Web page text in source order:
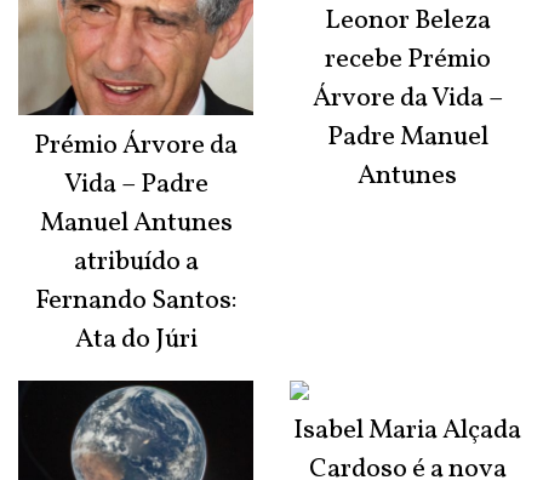
Prémio Árvore da
Vida – Padre
Manuel Antunes
atribuído a
Fernando Santos:
Ata do Júri
Leonor Beleza
recebe Prémio
Árvore da Vida –
Padre Manuel
Antunes
Isabel Maria Alçada
Cardoso é a nova